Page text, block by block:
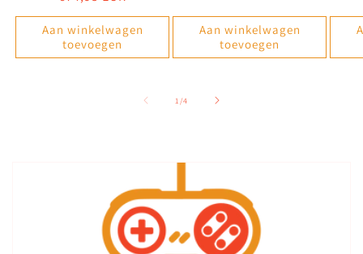
prijs
Aan winkelwagen
toevoegen
Aan winkelwagen
toevoegen
1/van
4